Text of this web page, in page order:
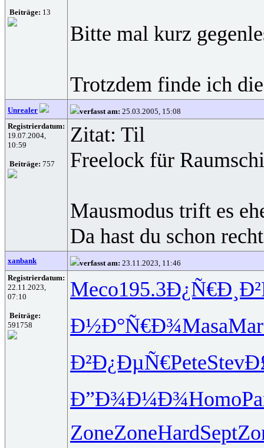
Beiträge: 13
Bitte mal kurz
Trotzdem finde ich
Unrealer verfasst am: 25.03.2005, 15:08
Registrierdatum:
19.07.2004,
10:59
Beiträge: 757
Zitat: Til
Freelock für
Mausmodus trift es
Da hast du schon
xanbank verfasst am: 23.11.2023, 11:46
Registrierdatum:
22.11.2023,
07:10
Beiträge:
591758
Meco195.3Ð¿Ñ€Ð¸Ð²
Ð½Ð°Ñ€Ð¾Masa
Ð²Ð¿ÐµÑ€PeteStev
Ð”Ð¾Ð¼Ð¾Homo
ZoneZoneHardSept